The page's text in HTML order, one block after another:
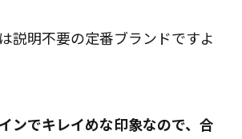
説明不要の定番ブランドですよ
ンでキレイめな印象なので、合